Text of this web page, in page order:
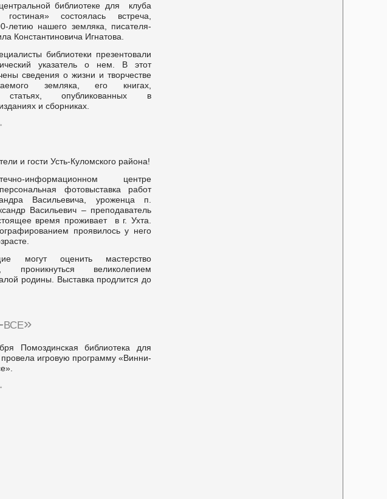
библиотеке для клуба
гостиная» состоялась встреча,
летию нашего земляка, писателя-
Константиновича Игнатова.
библиотеки презентовали
указатель о нем. В этот
сведения о жизни и творчестве
земляка, его книгах,
статьях, опубликованных в
и сборниках.
и гости Усть-Куломского района!
информационном центре
фотовыставка работ
Васильевича, уроженца п.
Васильевич – преподаватель
время проживает в г. Ухта.
проявилось у него
могут оценить мастерство
проникнуться великолепием
родины. Выставка продлится до
Помоздинская библиотека для
провела игровую программу «Винни-